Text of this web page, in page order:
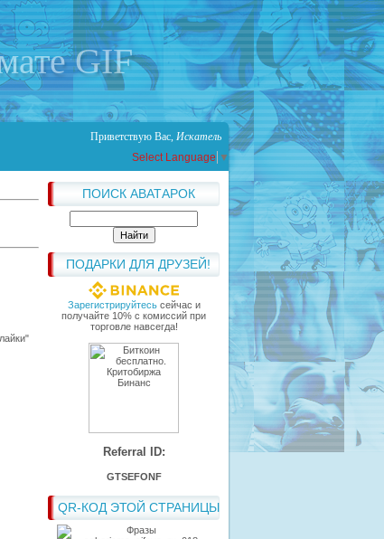
GIF
Приветствую Вас, Искатель
Select Language ▼
ПОИСК АВАТАРОК
ПОДАРКИ ДЛЯ ДРУЗЕЙ!
Зарегистрируйтесьсейчас и
получайте 10% с комиссий при
торговле навсегда!
Referral ID:
GTSEFONF
QR-КОД ЭТОЙ СТРАНИЦЫ